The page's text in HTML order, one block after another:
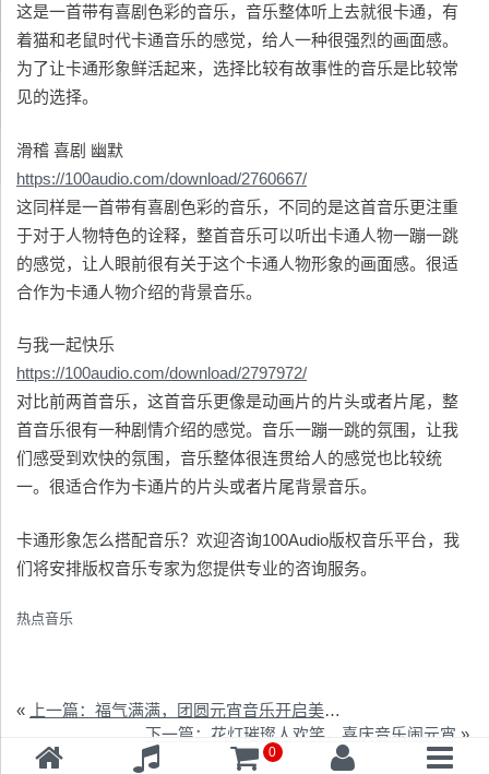
这是一首带有喜剧色彩的音乐，音乐整体听上去就很卡通，有
着猫和老鼠时代卡通音乐的感觉，给人一种很强烈的画面感。
为了让卡通形象鲜活起来，选择比较有故事性的音乐是比较常
见的选择。
滑稽 喜剧 幽默
https://100audio.com/download/2760667/
这同样是一首带有喜剧色彩的音乐，不同的是这首音乐更注重
于对于人物特色的诠释，整首音乐可以听出卡通人物一蹦一跳
的感觉，让人眼前很有关于这个卡通人物形象的画面感。很适
合作为卡通人物介绍的背景音乐。
与我一起快乐
https://100audio.com/download/2797972/
对比前两首音乐，这首音乐更像是动画片的片头或者片尾，整
首音乐很有一种剧情介绍的感觉。音乐一蹦一跳的氛围，让我
们感受到欢快的氛围，音乐整体很连贯给人的感觉也比较统
一。很适合作为卡通片的片头或者片尾背景音乐。
卡通形象怎么搭配音乐？欢迎咨询100Audio版权音乐平台，我
们将安排版权音乐专家为您提供专业的咨询服务。
热点音乐
«
上一篇：福气满满，团圆元宵音乐开启美满新年
下一篇：花灯璀璨人欢笑，喜庆音乐闹元宵 »
0